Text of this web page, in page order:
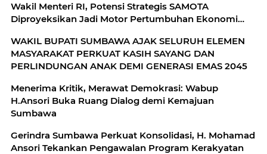
Wakil Menteri RI, Potensi Strategis SAMOTA
Diproyeksikan Jadi Motor Pertumbuhan Ekonomi
WAKIL BUPATI SUMBAWA AJAK SELURUH ELEMEN
MASYARAKAT PERKUAT KASIH SAYANG DAN
PERLINDUNGAN ANAK DEMI GENERASI EMAS 2045
Menerima Kritik, Merawat Demokrasi: Wabup
H.Ansori Buka Ruang Dialog demi Kemajuan
Sumbawa
Gerindra Sumbawa Perkuat Konsolidasi, H. Mohamad
Ansori Tekankan Pengawalan Program Kerakyatan